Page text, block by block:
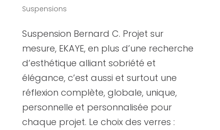
Suspensions
Suspension Bernard C. Projet sur
mesure, EKAYE, en plus d’une recherche
d’esthétique alliant sobriété et
élégance, c’est aussi et surtout une
réflexion complète, globale, unique,
personnelle et personnalisée pour
chaque projet. Le choix des verres :